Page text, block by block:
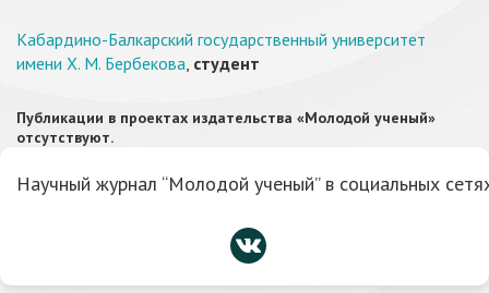
Кабардино-Балкарский государственный университет
имени Х. М. Бербекова, студент
Публикации в проектах издательства «Молодой ученый»
отсутствуют.
Научный журнал “Молодой ученый” в социальных